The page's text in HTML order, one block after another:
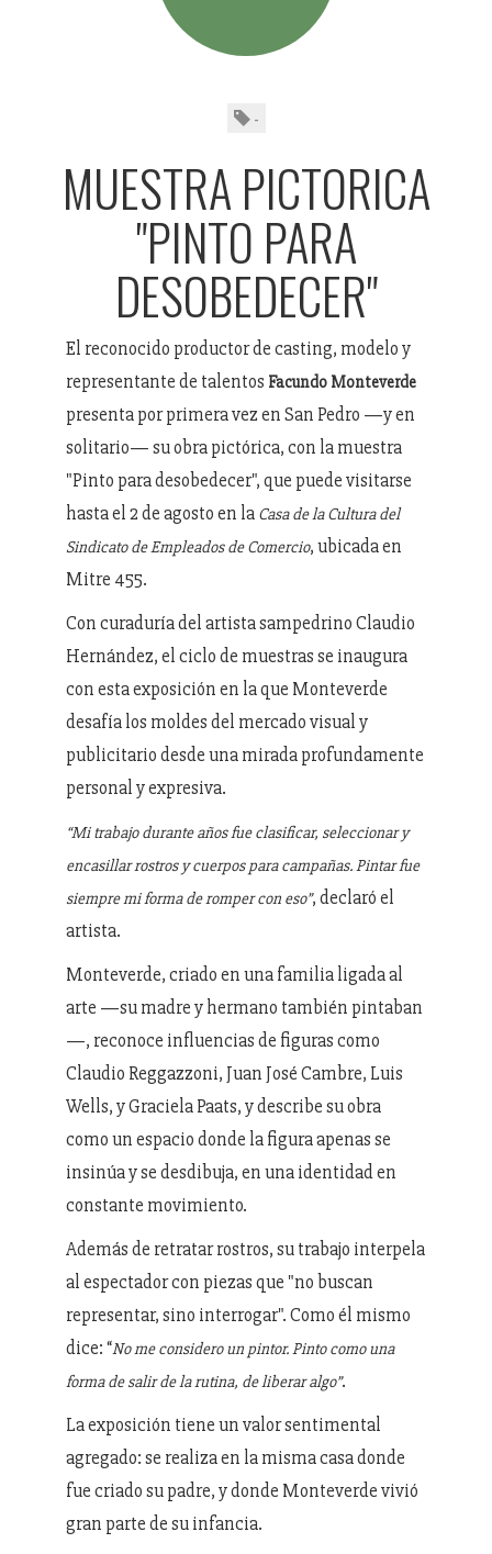
-
MUESTRA PICTORICA
"PINTO PARA
DESOBEDECER"
El reconocido productor de casting, modelo y
representante de talentos Facundo Monteverde
presenta por primera vez en San Pedro —y en
solitario— su obra pictórica, con la muestra
"Pinto para desobedecer", que puede visitarse
hasta el 2 de agosto en la Casa de la Cultura del
Sindicato de Empleados de Comercio, ubicada en
Mitre 455.
Con curaduría del artista sampedrino Claudio
Hernández, el ciclo de muestras se inaugura
con esta exposición en la que Monteverde
desafía los moldes del mercado visual y
publicitario desde una mirada profundamente
personal y expresiva.
“Mi trabajo durante años fue clasificar, seleccionar y
encasillar rostros y cuerpos para campañas. Pintar fue
siempre mi forma de romper con eso”, declaró el
artista.
Monteverde, criado en una familia ligada al
arte —su madre y hermano también pintaban
—, reconoce influencias de figuras como
Claudio Reggazzoni, Juan José Cambre, Luis
Wells, y Graciela Paats, y describe su obra
como un espacio donde la figura apenas se
insinúa y se desdibuja, en una identidad en
constante movimiento.
Además de retratar rostros, su trabajo interpela
al espectador con piezas que "no buscan
representar, sino interrogar". Como él mismo
dice: “No me considero un pintor. Pinto como una
forma de salir de la rutina, de liberar algo”.
La exposición tiene un valor sentimental
agregado: se realiza en la misma casa donde
fue criado su padre, y donde Monteverde vivió
gran parte de su infancia.